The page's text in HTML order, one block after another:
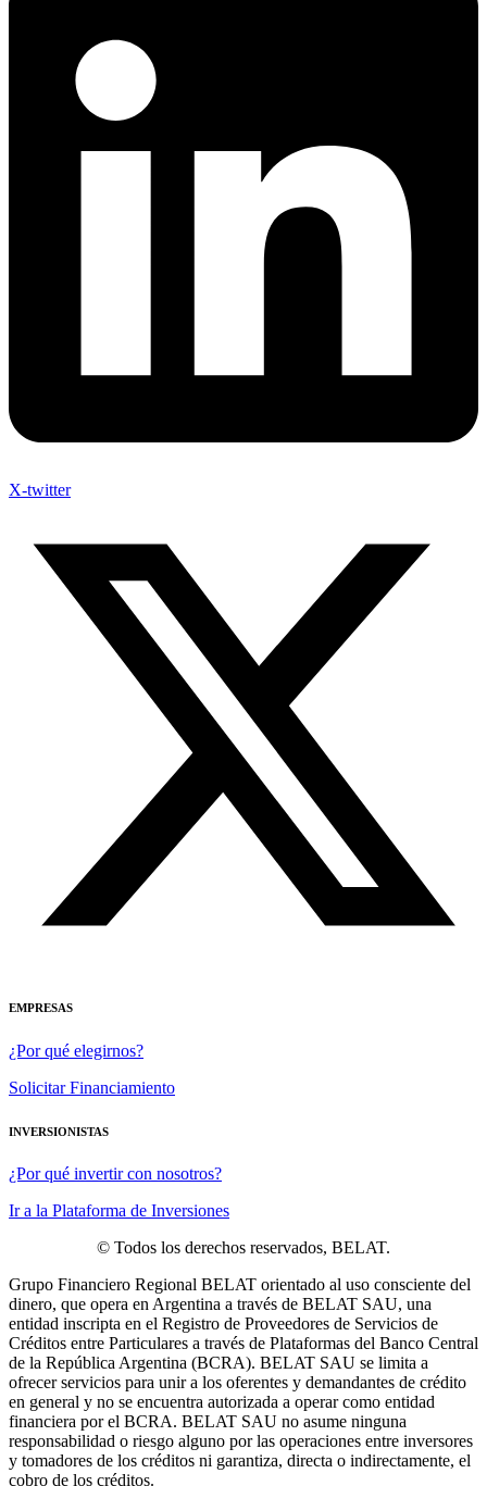
X-twitter
EMPRESAS
¿Por qué elegirnos?
Solicitar Financiamiento
INVERSIONISTAS
¿Por qué invertir con nosotros?
Ir a la Plataforma de Inversiones
© Todos los derechos reservados, BELAT.
Grupo Financiero Regional BELAT orientado al uso consciente del
dinero, que opera en Argentina a través de BELAT SAU, una
entidad inscripta en el Registro de Proveedores de Servicios de
Créditos entre Particulares a través de Plataformas del Banco Central
de la República Argentina (BCRA). BELAT SAU se limita a
ofrecer servicios para unir a los oferentes y demandantes de crédito
en general y no se encuentra autorizada a operar como entidad
financiera por el BCRA. BELAT SAU no asume ninguna
responsabilidad o riesgo alguno por las operaciones entre inversores
y tomadores de los créditos ni garantiza, directa o indirectamente, el
cobro de los créditos.